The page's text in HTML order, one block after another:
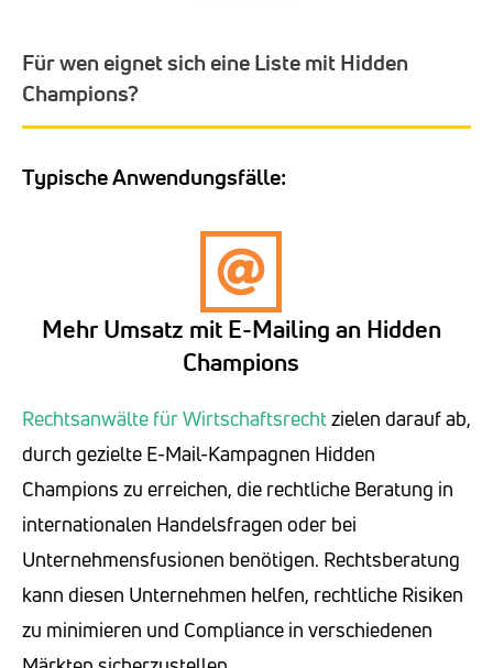
Für wen eignet sich eine Liste mit Hidden
Champions?
Typische Anwendungsfälle:
Mehr Umsatz mit E-Mailing an Hidden
Champions
Rechtsanwälte für Wirtschaftsrechtzielen darauf ab,
durch gezielte E-Mail-Kampagnen Hidden
Champions zu erreichen, die rechtliche Beratung in
internationalen Handelsfragen oder bei
Unternehmensfusionen benötigen. Rechtsberatung
kann diesen Unternehmen helfen, rechtliche Risiken
zu minimieren und Compliance in verschiedenen